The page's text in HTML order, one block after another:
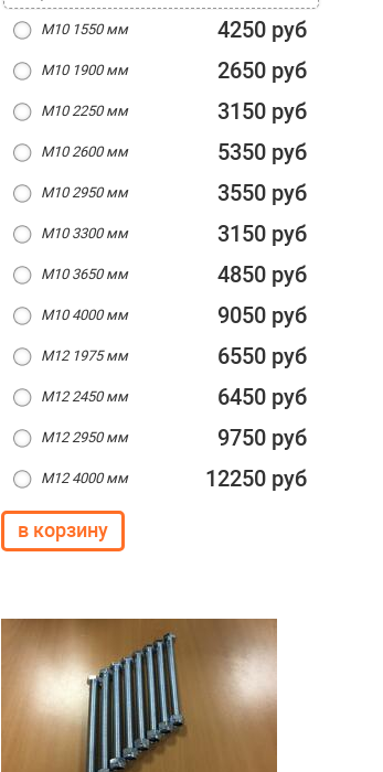
M10 1550 мм 4250 руб
M10 1900 мм 2650 руб
M10 2250 мм 3150 руб
M10 2600 мм 5350 руб
M10 2950 мм 3550 руб
M10 3300 мм 3150 руб
M10 3650 мм 4850 руб
M10 4000 мм 9050 руб
M12 1975 мм 6550 руб
M12 2450 мм 6450 руб
M12 2950 мм 9750 руб
M12 4000 мм 12250 руб